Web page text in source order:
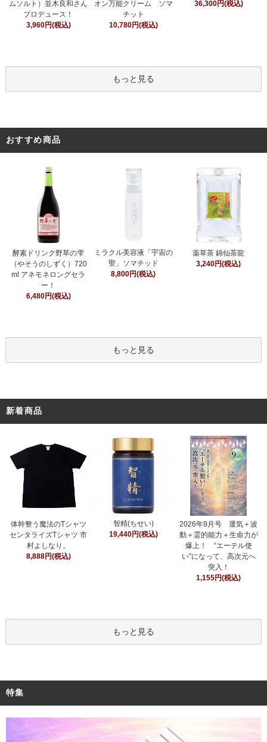
ムソルト）並木良和さん
プロデュース！
3,960円(税込)
オン万能クリーム ソマ
チット
10,780円(税込)
36,300円(税込)
もっと見る
おすすめ商品
酵素ドリンク野草の雫
（やそうのしずく）720
ml アネモネロングセラ
ー！
6,480円(税込)
ミラクル美容液「宇宙の
聖」ソマチッド
8,800円(税込)
薬草茶 錦仙茶龍
3,240円(税込)
もっと見る
新着商品
体幹整う魔法のTシャツ
センタライズTシャツ 市
村よしなり。
8,888円(税込)
智精(ちせい)
19,440円(税込)
2026年9月号 運気＋波
動＋霊的能力＋生命力が
爆上！ “エーテル使
い”になって、高次元へ
突入！
1,155円(税込)
もっと見る
特集